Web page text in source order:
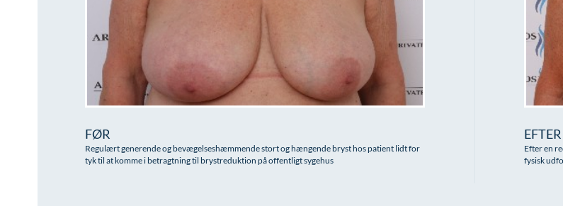
FØR
Regulært generende og bevægelseshæmmende stort og hængende bryst hos patient lidt for
tyk til at komme i betragtning til brystreduktion på offentligt sygehus
EFTER
Efter en
fysisk